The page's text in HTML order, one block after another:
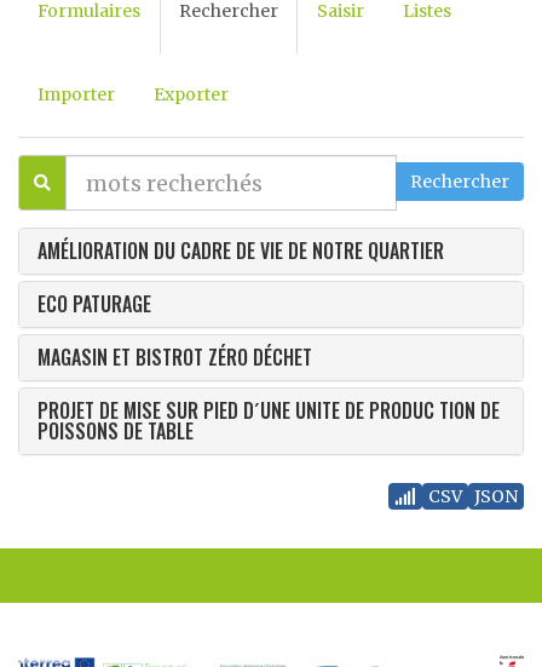
Formulaires Rechercher Saisir Listes
Importer Exporter
AMÉLIORATION DU CADRE DE VIE DE NOTRE QUARTIER
ECO PATURAGE
MAGASIN ET BISTROT ZÉRO DÉCHET
PROJET DE MISE SUR PIED D´UNE UNITE DE PRODUC TION DE
POISSONS DE TABLE
CSV JSON